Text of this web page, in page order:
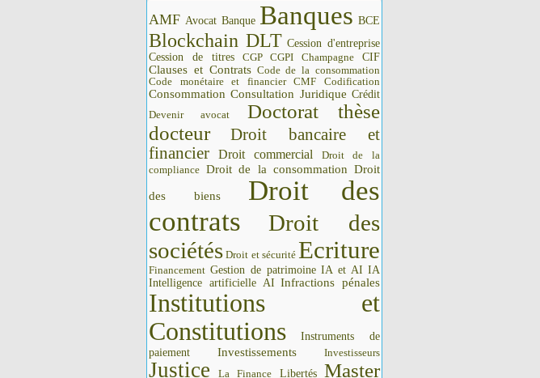
AMF Avocat Banque Banques BCE
Blockchain DLT Cession d'entreprise
Cession de titres
CGP CGPI Champagne CIF
Clauses et Contrats Code de la consommation
Code monétaire et financier CMF
Codification
Consommation Consultation Juridique Crédit
Devenir avocat
Doctorat thèse
docteur
Droit bancaire et
financier
Droit commercial
Droit de la
compliance Droit de la consommation Droit
des biens
Droit des
contrats
Droit des
sociétés Droit et sécurité Ecriture
Financement Gestion de patrimoine IA et AI IA
Intelligence artificielle AI Infractions pénales
Institutions et
Constitutions
Instruments de
paiement
Investissements Investisseurs
Justice La Finance Libertés Master